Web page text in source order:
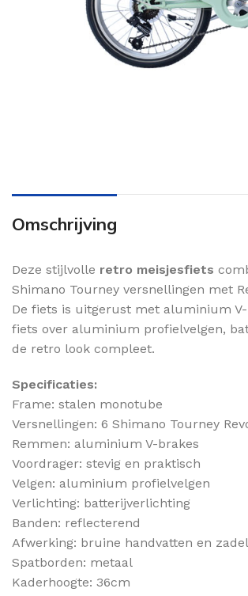
Omschrijving
Deze stijlvolle retro meisjesfiets
Shimano Tourney versnellingen met
De fiets is uitgerust met aluminium
fiets over aluminium profielvelgen,
de retro look compleet.
Specificaties:
Frame: stalen monotube
Versnellingen: 6 Shimano Tourney
Remmen: aluminium V-brakes
Voordrager: stevig en praktisch
Velgen: aluminium profielvelgen
Verlichting: batterijverlichting
Banden: reflecterend
Afwerking: bruine handvatten en zadel
Spatborden: metaal
Kaderhoogte: 36cm